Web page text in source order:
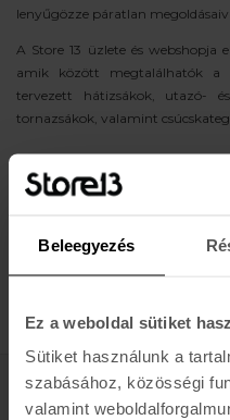
Beleegyezés
Ez a weboldal sütiket
Sütiket használunk a
szabásához, közösségi
valamint
lenyűgözze páratlan
A Store 13 üzlete és webshopja
amik között megtalálhatók a
tervezett hátizsákok, utazó-
tornazsákok, valamint
Értesülj az